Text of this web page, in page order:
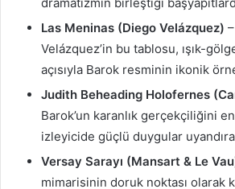
Las Meninas (Diego Velázquez)
Velázquez’in bu tablosu, ışık-
açısıyla Barok resminin ikonik
Judith Beheading Holofernes
Barok’un karanlık gerçekçiliğini
izleyicide güçlü duygular
Versay Sarayı (Mansart & Le
mimarisinin doruk noktası olarak